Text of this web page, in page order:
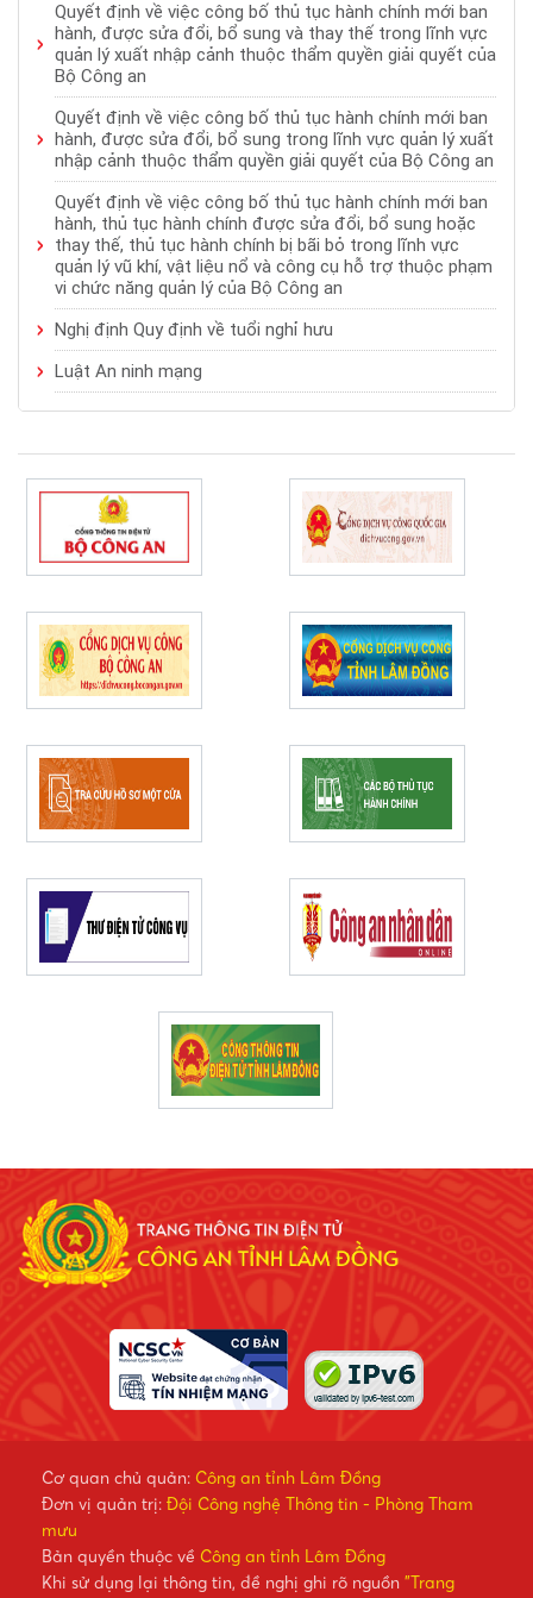
Quyết định về việc công bố thủ tục hành chính mới ban
hành, được sửa đổi, bổ sung và thay thế trong lĩnh vực
quản lý xuất nhập cảnh thuộc thẩm quyền giải quyết của
Bộ Công an
Quyết định về việc công bố thủ tục hành chính mới ban
hành, được sửa đổi, bổ sung trong lĩnh vực quản lý xuất
nhập cảnh thuộc thẩm quyền giải quyết của Bộ Công an
Quyết định về việc công bố thủ tục hành chính mới ban
hành, thủ tục hành chính được sửa đổi, bổ sung hoặc
thay thế, thủ tục hành chính bị bãi bỏ trong lĩnh vực
quản lý vũ khí, vật liệu nổ và công cụ hỗ trợ thuộc phạm
vi chức năng quản lý của Bộ Công an
Nghị định Quy định về tuổi nghỉ hưu
Luật An ninh mạng
Cơ quan chủ quản: Công an tỉnh Lâm Đồng
Đơn vị quản trị: Đội Công nghệ Thông tin - Phòng Tham
mưu
Bản quyền thuộc về Công an tỉnh Lâm Đồng
Khi sử dụng lại thông tin, đề nghị ghi rõ nguồn "Trang